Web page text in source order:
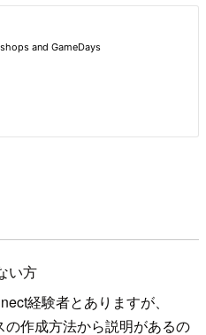
い方
経験者とありますが、
作成方法から説明があるの